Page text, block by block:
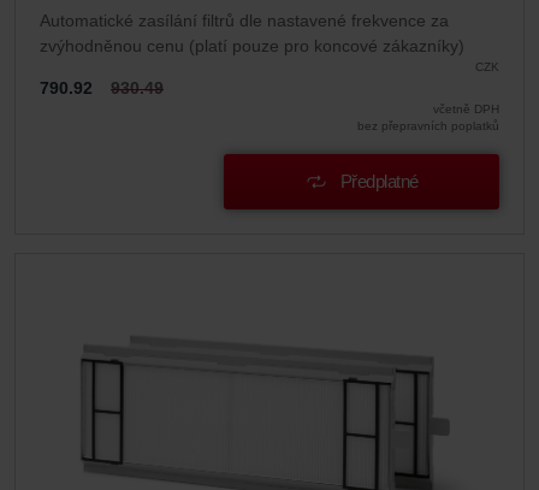
Automatické zasílání filtrů dle nastavené frekvence za
zvýhodněnou cenu (platí pouze pro koncové zákazníky)
CZK
790.92 930.49
včetně DPH
bez přepravních poplatků
Předplatné